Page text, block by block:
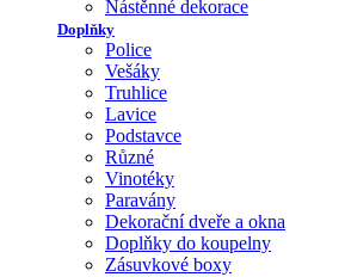
Nástěnné dekorace
Doplňky
Police
Vešáky
Truhlice
Lavice
Podstavce
Různé
Vinotéky
Paravány
Dekorační dveře a okna
Doplňky do koupelny
Zásuvkové boxy